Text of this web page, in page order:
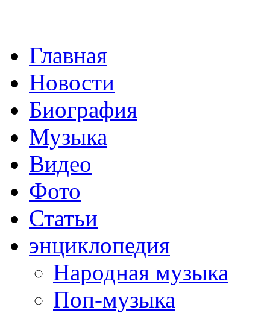
Главная
Новости
Биография
Музыка
Видео
Фото
Статьи
энциклопедия
Народная музыка
Поп-музыка